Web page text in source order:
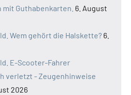
Guthabenkarten. 6. August
Wem gehört die Halskette? 6.
E-Scooter-Fahrer
verletzt - Zeugenhinweise
2026